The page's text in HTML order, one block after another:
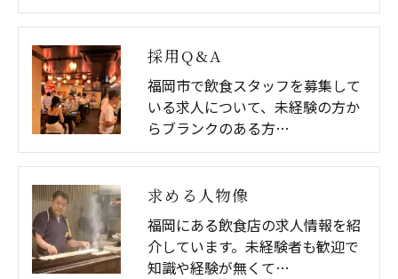
採用Q&A
福岡市で飲食スタッフを募集して
いる求人について、未経験の方か
らブランクのある方…
求める人物像
福岡にある飲食店の求人情報を紹
介しています。未経験者も歓迎で
知識や経験が無くて…